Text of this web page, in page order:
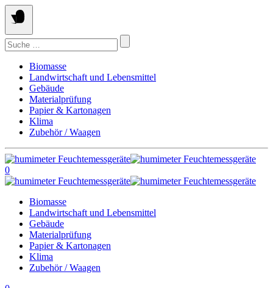
Springe
zum
Inhalt
Suchen
nach:
Biomasse
Landwirtschaft und Lebensmittel
Gebäude
Materialprüfung
Papier & Kartonagen
Klima
Zubehör / Waagen
0
Biomasse
Landwirtschaft und Lebensmittel
Gebäude
Materialprüfung
Papier & Kartonagen
Klima
Zubehör / Waagen